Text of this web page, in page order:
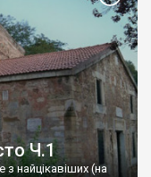
Ч.1
найцікавіших (на